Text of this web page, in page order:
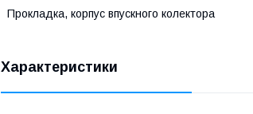
Прокладка, корпус впускного колектора
Характеристики